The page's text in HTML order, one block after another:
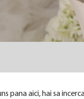
pana aici, hai sa